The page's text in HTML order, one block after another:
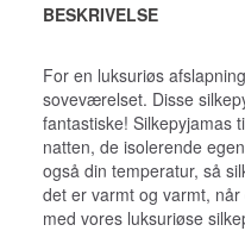
BESKRIVELSE
For en luksuriøs
soveværelset. Disse
fantastiske! Silkepyjamas
natten, de isolerende
også din temperatur, så
det er varmt og varmt,
med vores luksuriøse